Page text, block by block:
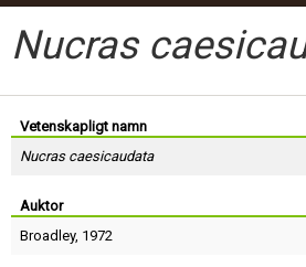
Nucras
Vetenskapligt namn
Nucras caesicaudata
Auktor
Broadley, 1972
Lösenord: